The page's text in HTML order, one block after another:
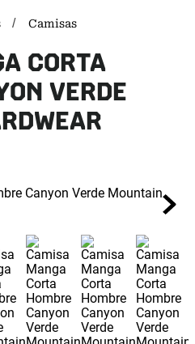
Camisas
CORTA
VERDE